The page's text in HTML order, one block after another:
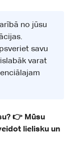
no jūsu
savu
varat
👉 Mūsu
lielisku un